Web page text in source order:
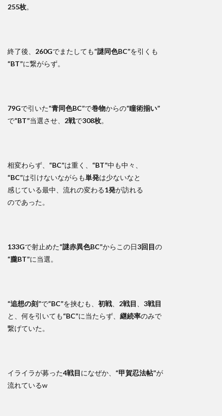
255枚。
終了後、 260Gでまたしても“謎同色BC”を引くも
“BT”に繋がらず。
79Gで引いた“青同色BC”で巻物からの“瞳術揃い”
で“BT”当選させ、 2戦で308枚。
相変わらず、 “BC”は重く、 “BT”中も中々、
“BC”は引けないながらも単発は少ないなと
感じている最中、流れの変わる1発が訪れる
のであった。
133Gで射止めた“謎赤異色BC”からこの日3回目の
“朧BT”に当選。
“追想の刻”で“BC”を挟むも、 初戦 2戦目
3戦目
と、何を引いても“BC”に当たらず、 継続率のみで
繋げていた。
イライラが募った4戦目になぜか、 “甲賀忍法帖”が
流れているw